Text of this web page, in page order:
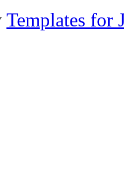
Templates for